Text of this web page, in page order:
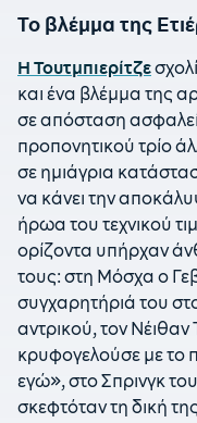
Το βλέμμα της
Η Τουτμπιερίτζε
και ένα βλέμμα της
σε απόσταση
προπονητικού τρίο
σε ημιάγρια
να κάνει την
ήρωα του τεχνικού
ορίζοντα υπήρχαν
τους: στη Μόσχα ο
συγχαρητήριά του
αντρικού, τον
κρυφογελούσε με το
εγώ», στο Σπρινγκ
σκεφτόταν τη δική